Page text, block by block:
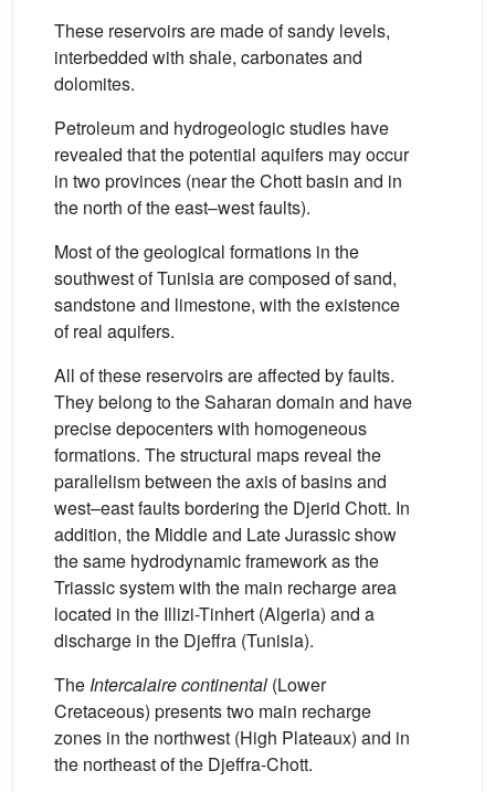
These reservoirs are made of sandy levels,
interbedded with shale, carbonates and
dolomites.
Petroleum and hydrogeologic studies have
revealed that the potential aquifers may occur
in two provinces (near the Chott basin and in
the north of the east–west faults).
Most of the geological formations in the
southwest of Tunisia are composed of sand,
sandstone and limestone, with the existence
of real aquifers.
All of these reservoirs are affected by faults.
They belong to the Saharan domain and have
precise depocenters with homogeneous
formations. The structural maps reveal the
parallelism between the axis of basins and
west–east faults bordering the Djerid Chott. In
addition, the Middle and Late Jurassic show
the same hydrodynamic framework as the
Triassic system with the main recharge area
located in the Illizi-Tinhert (Algeria) and a
discharge in the Djeffra (Tunisia).
The Intercalaire continental (Lower
Cretaceous) presents two main recharge
zones in the northwest (High Plateaux) and in
the northeast of the Djeffra-Chott.